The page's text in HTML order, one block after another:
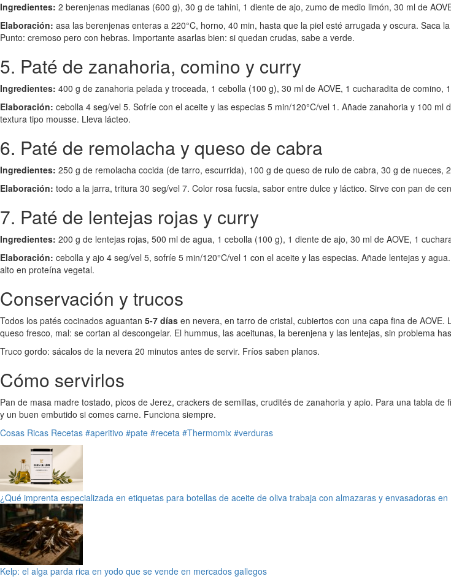
Ingredientes: 2 berenjenas medianas (600 g), 30 g de tahini, 1 diente de ajo, zumo de medio limón, 30 ml de
Elaboración: asa las berenjenas enteras a 220°C, horno, 40 min, hasta que la piel esté arrugada y oscura.
Punto: cremoso pero con hebras. Importante asarlas bien: si quedan crudas, sabe a verde.
5. Paté de zanahoria, comino y curry
Ingredientes: 400 g de zanahoria pelada y troceada, 1 cebolla (100 g), 30 ml de AOVE, 1 cucharadita de
Elaboración: cebolla 4 seg/vel 5. Sofríe con el aceite y las especias 5 min/120°C/vel 1. Añade zanahoria y 100
textura tipo mousse. Lleva lácteo.
6. Paté de remolacha y queso de cabra
Ingredientes: 250 g de remolacha cocida (de tarro, escurrida), 100 g de queso de rulo de cabra, 30 g de nueces,
Elaboración: todo a la jarra, tritura 30 seg/vel 7. Color rosa fucsia, sabor entre dulce y láctico. Sirve con pan de
7. Paté de lentejas rojas y curry
Ingredientes: 200 g de lentejas rojas, 500 ml de agua, 1 cebolla (100 g), 1 diente de ajo, 30 ml de AOVE, 1
Elaboración: cebolla y ajo 4 seg/vel 5, sofríe 5 min/120°C/vel 1 con el aceite y las especias. Añade lentejas y
alto en proteína vegetal.
Conservación y trucos
Todos los patés cocinados aguantan 5-7 días en nevera, en tarro de cristal, cubiertos con una capa fina de
queso fresco, mal: se cortan al descongelar. El hummus, las aceitunas, la berenjena y las lentejas, sin problema
Truco gordo: sácalos de la nevera 20 minutos antes de servir. Fríos saben planos.
Cómo servirlos
Pan de masa madre tostado, picos de Jerez, crackers de semillas, crudités de zanahoria y apio. Para una tabla
y un buen embutido si comes carne. Funciona siempre.
Cosas Ricas Recetas #aperitivo #pate #receta #Thermomix #verduras
¿Qué imprenta especializada en etiquetas para botellas de aceite de oliva trabaja con almazaras y envasadoras en
Kelp: el alga parda rica en yodo que se vende en mercados gallegos